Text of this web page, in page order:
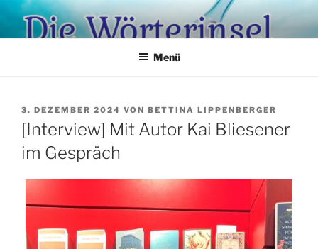
Zum
Inhalt
springen
Menü
VERÖFFENTLICHT
AM
3. DEZEMBER 2024 VON BETTINA LIPPENBERGER
[Interview] Mit Autor Kai Bliesener
im Gespräch